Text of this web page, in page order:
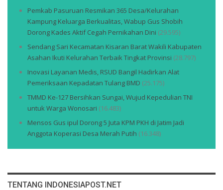
Pemkab Pasuruan Resmikan 365 Desa/Kelurahan
Kampung Keluarga Berkualitas, Wabup Gus Shobih
Dorong Kades Aktif Cegah Pernikahan Dini (29.595)
Sendang Sari Kecamatan Kisaran Barat Wakili Kabupaten
Asahan Ikuti Kelurahan Terbaik Tingkat Provinsi (28.797)
Inovasi Layanan Medis, RSUD Bangil Hadirkan Alat
Pemeriksaan Kepadatan Tulang BMD (25.175)
TMMD Ke-127 Bersihkan Sungai, Wujud Kepedulian TNI
untuk Warga Wonosari (16.483)
Mensos Gus ipul Dorong 5 Juta KPM PKH di Jatim Jadi
Anggota Koperasi Desa Merah Putih (16.348)
TENTANG INDONESIAPOST.NET